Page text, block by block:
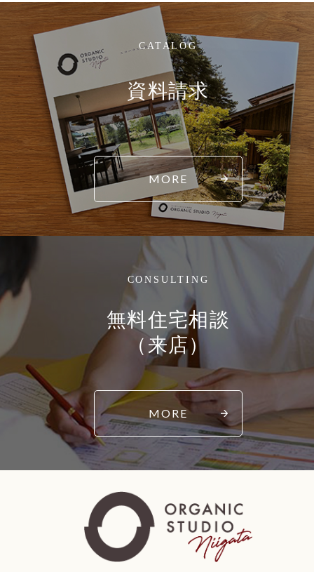
CATALOG
資料請求
MORE
CONSULTING
無料住宅相談
（来店）
MORE